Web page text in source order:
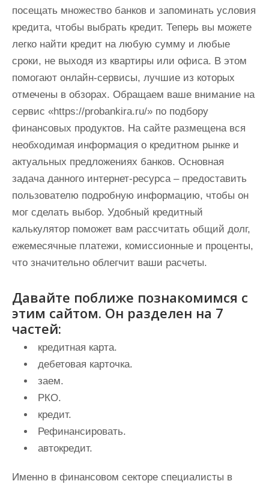
посещать множество банков и запоминать условия
кредита, чтобы выбрать кредит. Теперь вы можете
легко найти кредит на любую сумму и любые
сроки, не выходя из квартиры или офиса. В этом
помогают онлайн-сервисы, лучшие из которых
отмечены в обзорах. Обращаем ваше внимание на
сервис «https://probankira.ru/» по подбору
финансовых продуктов. На сайте размещена вся
необходимая информация о кредитном рынке и
актуальных предложениях банков. Основная
задача данного интернет-ресурса – предоставить
пользователю подробную информацию, чтобы он
мог сделать выбор. Удобный кредитный
калькулятор поможет вам рассчитать общий долг,
ежемесячные платежи, комиссионные и проценты,
что значительно облегчит ваши расчеты.
Давайте поближе познакомимся с
этим сайтом. Он разделен на 7
частей:
кредитная карта.
дебетовая карточка.
заем.
РКО.
кредит.
Рефинансировать.
автокредит.
Именно в финансовом секторе специалисты в